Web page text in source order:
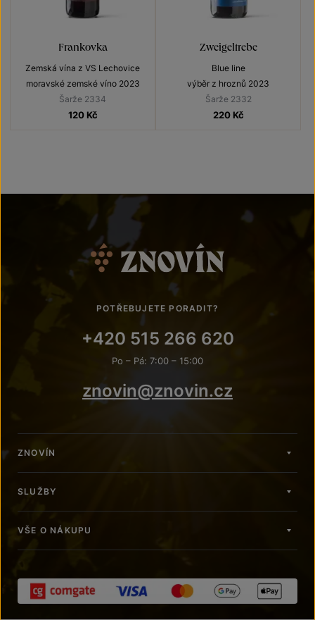
Frankovka
Zemská vína z VS Lechovice
moravské zemské víno 2023
Šarže 2334
120 Kč
Zweigeltrebe
Blue line
výběr z hroznů 2023
Šarže 2332
220 Kč
POTŘEBUJETE PORADIT?
+420 515 266 620
Po – Pá: 7:00 – 15:00
znovin@znovin.cz
ZNOVÍN
SLUŽBY
VŠE O NÁKUPU